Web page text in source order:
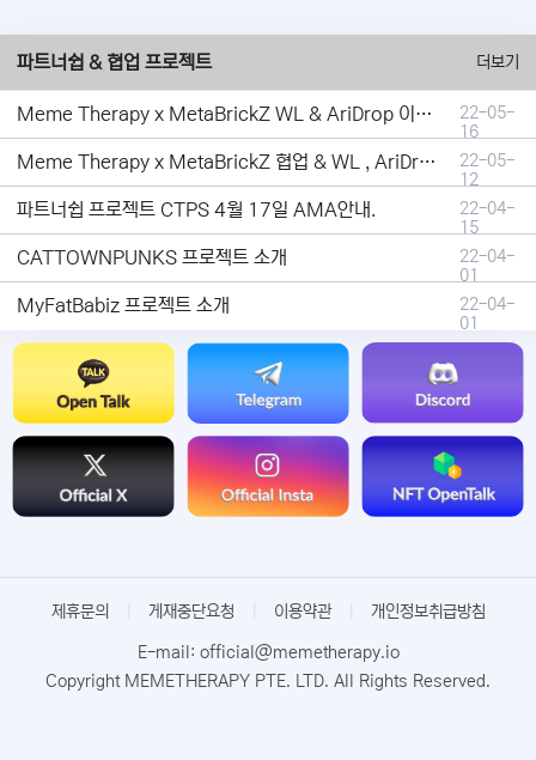
파트너쉽 & 협업 프로젝트 더보기
Meme Therapy x MetaBrickZ WL & AriDrop 이벤트 결과안내!
22-05-
16
Meme Therapy x MetaBrickZ 협업 & WL , AriDrop 이벤트 안내
22-05-
12
파트너쉽 프로젝트 CTPS 4월 17일 AMA안내.
22-04-
15
CATTOWNPUNKS 프로젝트 소개
22-04-
01
MyFatBabiz 프로젝트 소개
22-04-
01
제휴문의 게재중단요청 이용약관 개인정보취급방침
E-mail: official@memetherapy.io
Copyright MEMETHERAPY PTE. LTD. All Rights Reserved.